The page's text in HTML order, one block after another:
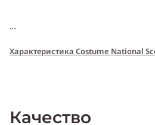
Характеристика Costume National
Качество